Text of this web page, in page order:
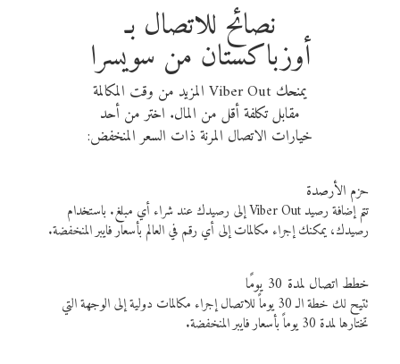
نصائح للاتصال بـ
أوزباكستان من سويسرا
يمنحك Viber Out المزيد من وقت المكالمة
مقابل تكلفة أقل من المال. اختر من أحد
خيارات الاتصال المرنة ذات السعر المنخفض:
حزم الأرصدة
تتم إضافة رصيد Viber Out إلى رصيدك عند شراء أي مبلغ. باستخدام
رصيدك، يمكنك إجراء مكالمات إلى أي رقم في العالم بأسعار فايبر المنخفضة.
خطط اتصال لمدة 30 يومًا
تتيح لك خطة الـ 30 يوماً للاتصال إجراء مكالمات دولية إلى الوجهة التي
تختارها لمدة 30 يوماً بأسعار فايبر المنخفضة.